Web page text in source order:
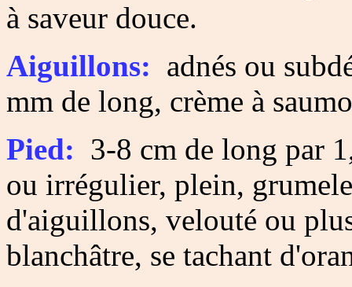
à saveur douce.
Aiguillons: adnés ou
mm de long, crème à
Pied: 3-8 cm de long par
ou irrégulier, plein,
d'aiguillons, velouté ou
blanchâtre, se tachant